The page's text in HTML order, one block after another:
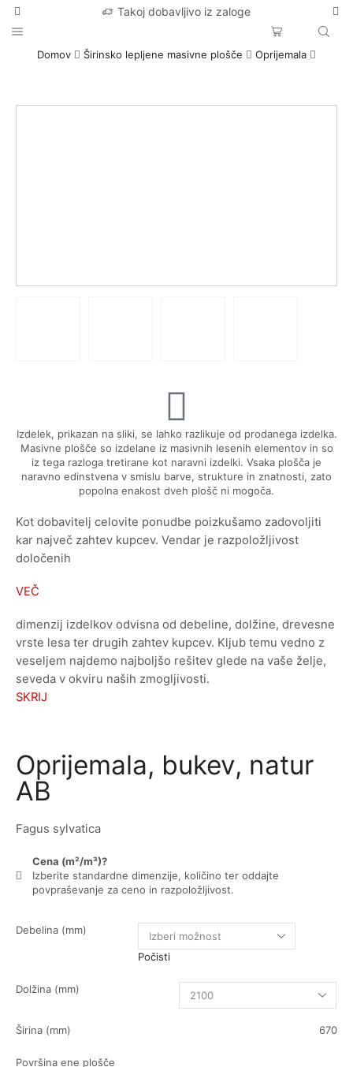
Takoj dobavljivo iz zaloge
Domov Širinsko lepljene masivne plošče Oprijemala
Izdelek, prikazan na sliki, se lahko razlikuje od prodanega izdelka.
Masivne plošče so izdelane iz masivnih lesenih elementov in so
iz tega razloga tretirane kot naravni izdelki. Vsaka plošča je
naravno edinstvena v smislu barve, strukture in znatnosti, zato
popolna enakost dveh plošč ni mogoča.
Kot dobavitelj celovite ponudbe poizkušamo zadovoljiti
kar največ zahtev kupcev. Vendar je razpoložljivost
določenih
VEČ
dimenzij izdelkov odvisna od debeline, dolžine, drevesne
vrste lesa ter drugih zahtev kupcev. Kljub temu vedno z
veseljem najdemo najboljšo rešitev glede na vaše želje,
seveda v okviru naših zmogljivosti.
SKRIJ
Oprijemala, bukev, natur
AB
Fagus sylvatica
Cena (m²/m³)?
Izberite standardne dimenzije, količino ter oddajte
povpraševanje za ceno in razpoložljivost.
Debelina (mm)
Počisti
Dolžina (mm)
Širina (mm) 670
Površina ene plošče